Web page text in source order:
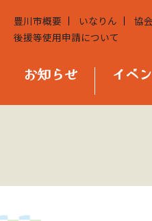
豊川市概要 いなりん 協
後援等使用申請について
お知らせ イベ